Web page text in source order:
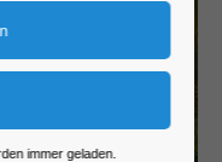
immer geladen.